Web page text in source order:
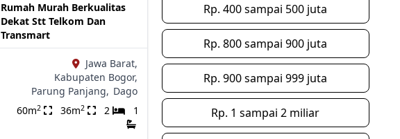
Rumah Murah Berkualitas
Dekat Stt Telkom Dan
Transmart
Jawa Barat,
Kabupaten Bogor,
Parung Panjang, Dago
60m2 36m2 2 1
Rp. 400 sampai 500 juta
Rp. 800 sampai 900 juta
Rp. 900 sampai 999 juta
Rp. 1 sampai 2 miliar